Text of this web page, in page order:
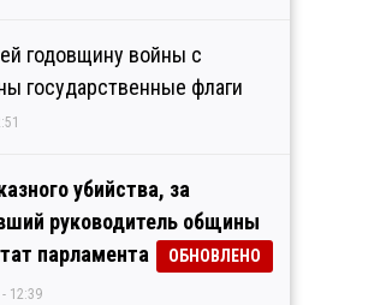
годовщину войны с
государственные флаги
убийства, за
руководитель общины
парламента
ОБНОВЛЕНО
12:39